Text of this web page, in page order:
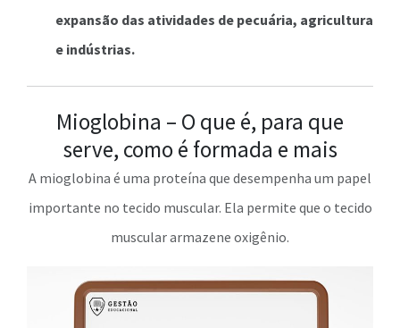
expansão das atividades de pecuária, agricultura
e indústrias.
Mioglobina – O que é, para que
serve, como é formada e mais
A mioglobina é uma proteína que desempenha um papel
importante no tecido muscular. Ela permite que o tecido
muscular armazene oxigênio.